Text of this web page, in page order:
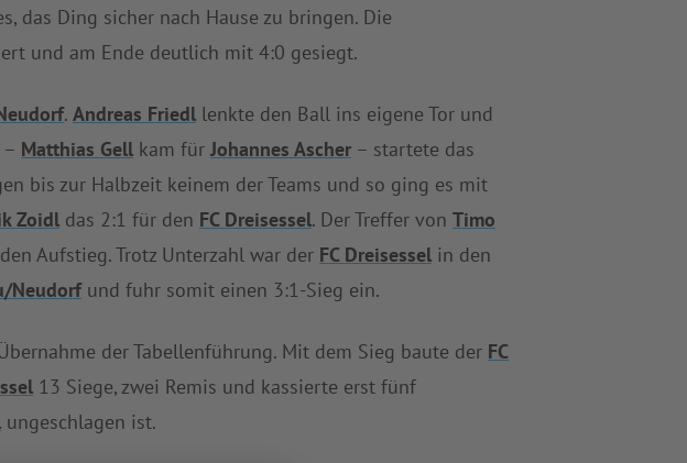
das Ding sicher nach Hause zu bringen. Die
und am Ende deutlich mit 4:0 gesiegt.
.Andreas Friedl lenkte den Ball ins eigene Tor und
Matthias Gell kam fürJohannes Ascher – startete das
bis zur Halbzeit keinem der Teams und so ging es mit
Zoidl das 2:1 für den FC Dreisessel. Der Treffer vonTimo
Aufstieg. Trotz Unterzahl war der FC Dreisessel in den
Neudorfund fuhr somit einen 3:1-Sieg ein.
der Tabellenführung. Mit dem Sieg baute der FC
13 Siege, zwei Remis und kassierte erst fünf
ungeschlagen ist.